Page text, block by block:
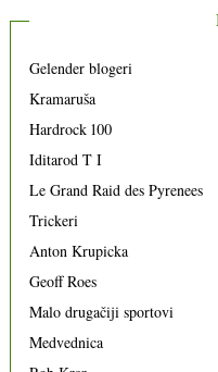
Gelender blogeri
Kramaruša
Hardrock 100
Iditarod T I
Le Grand Raid des Pyrenees
Trickeri
Anton Krupicka
Geoff Roes
Malo drugačiji sportovi
Medvednica